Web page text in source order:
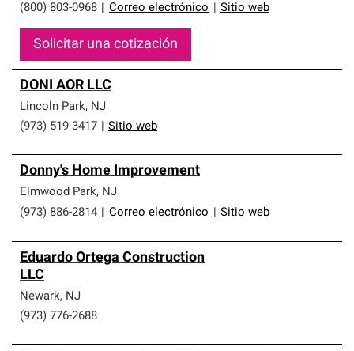
(800) 803-0968 Correo electrónico Sitio web
Solicitar una cotización
DONI AOR LLC
Lincoln Park, NJ
(973) 519-3417
Sitio web
Donny's Home Improvement
Elmwood Park, NJ
(973) 886-2814
Correo electrónico Sitio web
Eduardo Ortega Construction
LLC
Newark, NJ
(973) 776-2688